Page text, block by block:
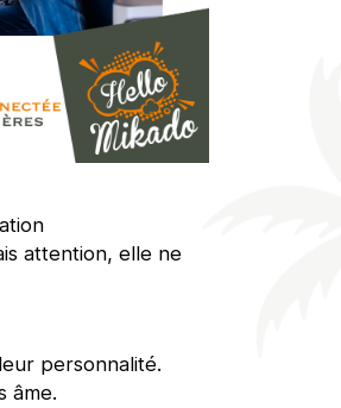
attention, elle ne
personnalité.
âme.